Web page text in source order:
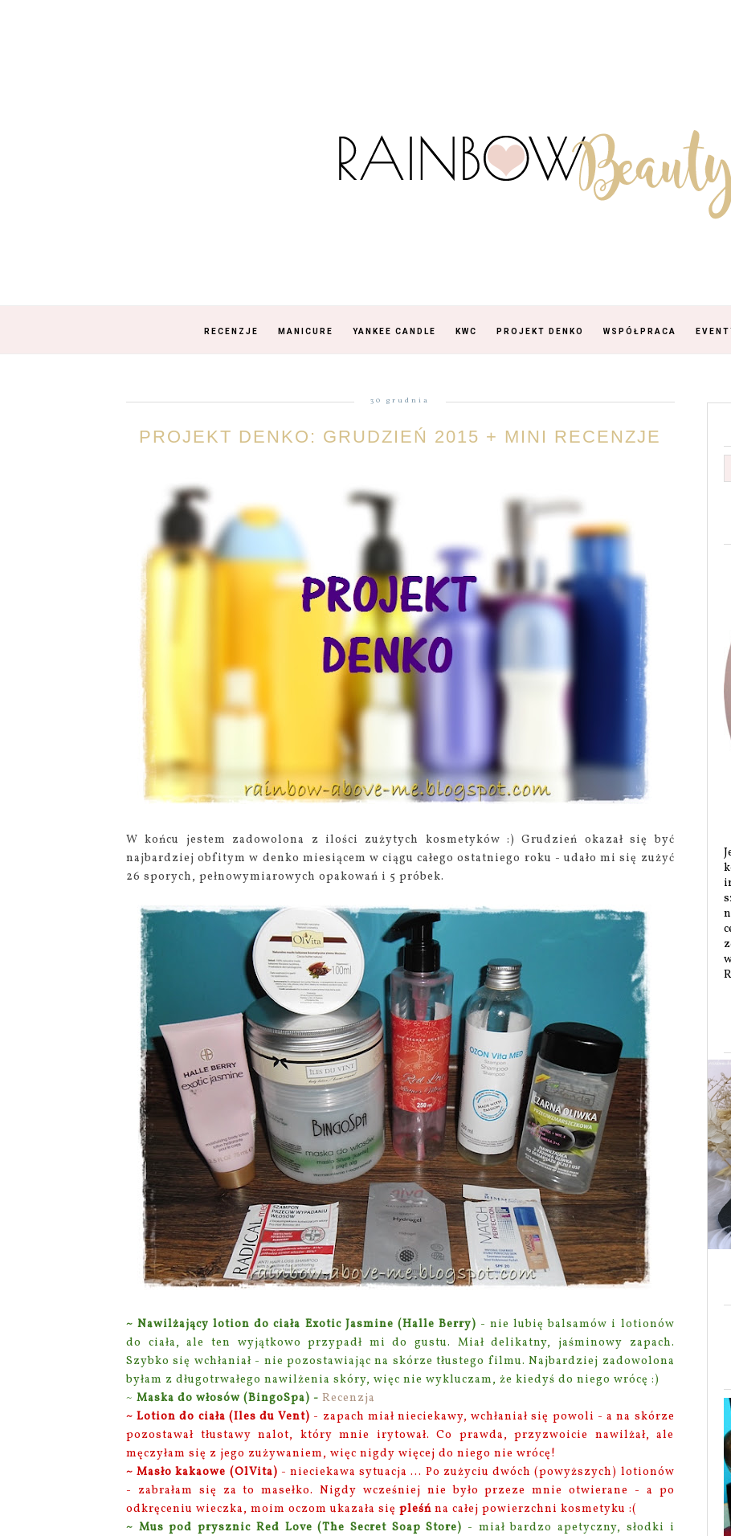
RECENZJE MANICURE YANKEE CANDLE KWC PROJEKT DENKO WSPÓŁPRACA
30 grudnia
PROJEKT DENKO: GRUDZIEŃ 2015 + MINI RECENZJE
W końcu jestem zadowolona z ilości zużytych kosmetyków :) Grudzień okazał się być
najbardziej obfitym w denko miesiącem w ciągu całego ostatniego roku - udało mi się zużyć
26 sporych, pełnowymiarowych opakowań i 5 próbek.
~ Nawilżający lotion do ciała Exotic Jasmine (Halle Berry) - nie lubię balsamów i lotionów
do ciała, ale ten wyjątkowo przypadł mi do gustu. Miał delikatny, jaśminowy zapach.
Szybko się wchłaniał - nie pozostawiając na skórze tłustego filmu. Najbardziej zadowolona
byłam z długotrwałego nawilżenia skóry, więc nie wykluczam, że kiedyś do niego wrócę :)
~ Maska do włosów (BingoSpa) - Recenzja
~ Lotion do ciała (Iles du Vent) - zapach miał nieciekawy, wchłaniał się powoli - a na skórze
pozostawał tłustawy nalot, który mnie irytował. Co prawda, przyzwoicie nawilżał, ale
męczyłam się z jego zużywaniem, więc nigdy więcej do niego nie wrócę!
~ Masło kakaowe (OlVita) - nieciekawa sytuacja ... Po zużyciu dwóch (powyższych) lotionów
- zabrałam się za to masełko. Nigdy wcześniej nie było przeze mnie otwierane - a po
odkręceniu wieczka, moim oczom ukazała się pleśń na całej powierzchni kosmetyku :(
~ Mus pod prysznic Red Love (The Secret Soap Store) - miał bardzo apetyczny, słodki i